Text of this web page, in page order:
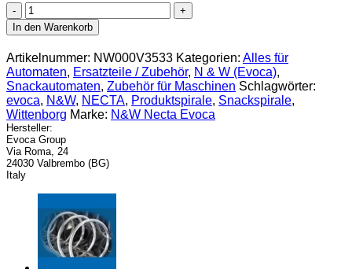
Evoca
Produktspirale
links
13er
Teilung
Menge
In den Warenkorb
Artikelnummer: NW000V3533 Kategorien: Alles für
Automaten, Ersatzteile / Zubehör, N & W (Evoca),
Snackautomaten, Zubehör für Maschinen Schlagwörter:
evoca, N&W, NECTA, Produktspirale, Snackspirale,
Wittenborg Marke: N&W Necta Evoca
Hersteller:
Evoca Group
Via Roma, 24
24030 Valbrembo (BG)
Italy